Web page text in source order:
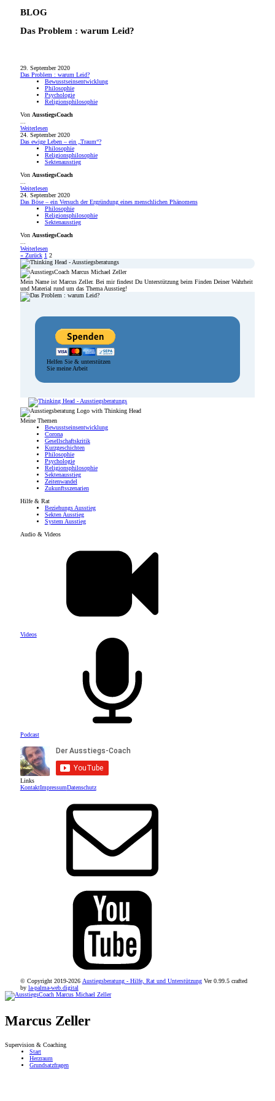
BLOG
Das Problem : warum Leid?
29. September 2020
Das Problem : warum Leid?
Bewusstseinsentwicklung
Philosophie
Psychologie
Religionsphilosophie
Von AusstiegsCoach
Weiterlesen
24. September 2020
Das ewige Leben – ein „Traum“?
Philosophie
Religionsphilosophie
Sektenausstieg
Von AusstiegsCoach
Weiterlesen
24. September 2020
Das Böse – ein Versuch der Ergründung eines menschlichen Phänomens
Philosophie
Religionsphilosophie
Sektenausstieg
Von AusstiegsCoach
Weiterlesen
« Zurück 1 2
Mein Name ist Marcus Zeller. Bei mir findest Du Unterstützung beim Finden Deiner Wahrheit
und Material rund um das Thema Ausstieg!
Helfen Sie & unterstützen
Sie meine Arbeit
Meine Themen
Bewusstseinsentwicklung
Corona
Gesellschaftskritik
Kurzgeschichten
Philosophie
Psychologie
Religionsphilosophie
Sektenausstieg
Zeitenwandel
Zukunftsszenarien
Hilfe & Rat
Beziehungs Ausstieg
Sekten Ausstieg
System Ausstieg
Audio & Videos
Videos
Podcast
Links
KontaktImpressumDatenschutz
© Copyright 2019-2026 Austiegsberatung - Hilfe, Rat und UnterstützungVer 0.99.5 crafted
by la-palma-web.digital
Marcus Zeller
Supervision & Coaching
Start
Herzraum
Grundsatzfragen